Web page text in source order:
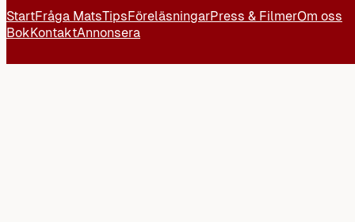
StartFråga MatsTipsFöreläsningarPress & FilmerOm oss
BokKontaktAnnonsera